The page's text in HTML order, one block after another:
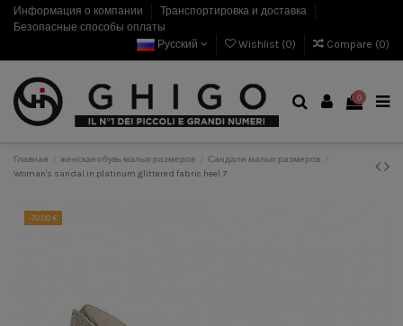
Информация о компании
Транспортировка и доставка
Безопасные способы оплаты
Русский
Wishlist (0) Compare (0)
0
Главная женская обувь малых размеров
Сандали малых размеров
Woman's sandal in platinum glittered fabric heel 7
-70,00 €